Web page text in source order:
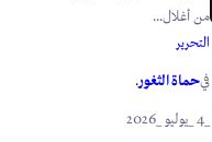
من أغلال...
التحرير
فيحماة الثغور.